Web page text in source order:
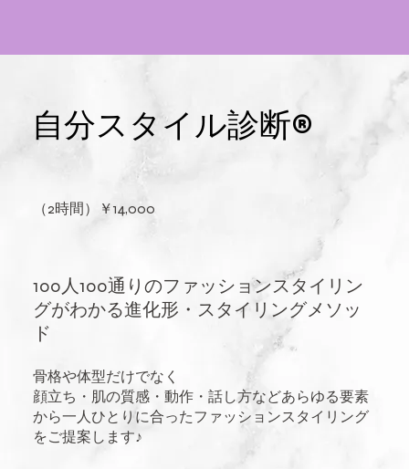
100人100通りのファッションスタイリン
グがわかる進化形・スタイリングメソッ
ド
骨格や体型だけでなく
顔立ち・肌の質感・動作・話し方などあらゆる要素
から一人ひとりに合ったファッションスタイリング
をご提案します♪
自分スタイル診断®️
（2時間）￥14,000